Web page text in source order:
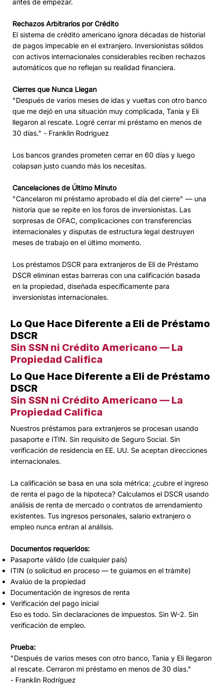
antes de empezar.
Rechazos Arbitrarios por Crédito
El sistema de crédito americano ignora décadas de historial
de pagos impecable en el extranjero. Inversionistas sólidos
con activos internacionales considerables reciben rechazos
automáticos que no reflejan su realidad financiera.
Cierres que Nunca Llegan
"Después de varios meses de idas y vueltas con otro banco
que me dejó en una situación muy complicada, Tania y Eli
llegaron al rescate. Logré cerrar mi préstamo en menos de
30 días." - Franklin Rodríguez
Los bancos grandes prometen cerrar en 60 días y luego
colapsan justo cuando más los necesitas.
Cancelaciones de Último Minuto
"Cancelaron mi préstamo aprobado el día del cierre" — una
historia que se repite en los foros de inversionistas. Las
sorpresas de OFAC, complicaciones con transferencias
internacionales y disputas de estructura legal destruyen
meses de trabajo en el último momento.
Los préstamos DSCR para extranjeros de Eli de Préstamo
DSCR eliminan estas barreras con una calificación basada
en la propiedad, diseñada específicamente para
inversionistas internacionales.
Lo Que Hace Diferente a Eli de Préstamo
DSCR
Sin SSN ni Crédito Americano — La
Propiedad Califica
Lo Que Hace Diferente a Eli de Préstamo
DSCR
Sin SSN ni Crédito Americano — La
Propiedad Califica
Nuestros préstamos para extranjeros se procesan usando
pasaporte e ITIN. Sin requisito de Seguro Social. Sin
verificación de residencia en EE. UU. Se aceptan direcciones
internacionales.
La calificación se basa en una sola métrica: ¿cubre el ingreso
de renta el pago de la hipoteca? Calculamos el DSCR usando
análisis de renta de mercado o contratos de arrendamiento
existentes. Tus ingresos personales, salario extranjero o
empleo nunca entran al análisis.
Documentos requeridos:
Pasaporte válido (de cualquier país)
ITIN (o solicitud en proceso — te guiamos en el trámite)
Avalúo de la propiedad
Documentación de ingresos de renta
Verificación del pago inicial
Eso es todo. Sin declaraciones de impuestos. Sin W-2. Sin
verificación de empleo.
Prueba:
"Después de varios meses con otro banco, Tania y Eli llegaron
al rescate. Cerraron mi préstamo en menos de 30 días."
- Franklin Rodríguez